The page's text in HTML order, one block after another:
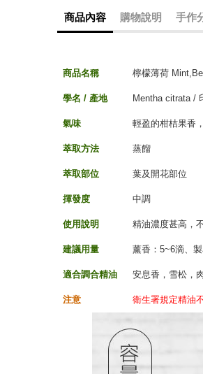
商品內容 購物說明 手作
商品名稱 檸檬薄荷
學名 / 產地 Mentha citrata /
氣味 輕盈的柑桔果香
萃取方法 蒸餾
萃取部位 葉及開花部位
揮發度 中調
使用說明 精油濃度甚高，
建議用量 薰香：5~6滴、
適合調合精油 安息香，雪松，
注意 衛生署規定精油